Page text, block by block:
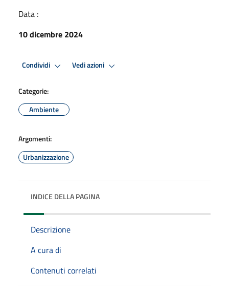
Data :
10 dicembre 2024
Condividi Vedi azioni
Categorie:
Ambiente
Argomenti:
Urbanizzazione
INDICE DELLA PAGINA
Descrizione
A cura di
Contenuti correlati